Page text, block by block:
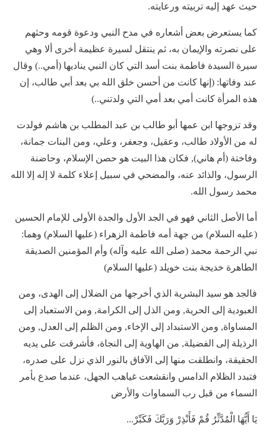
حيث عهد إليه تربيته ورعايته.
كما يستعرض بعض أشعاره في مدح النبي ودعوة قومه وحثهم
على نصرته والإيمان به، ثم ينتقل لسيرة عظيمة أخرى ألا وهي
سيرة السيدة فاطمة بنت أسد التي كان النبي يناديها (أمي..) وقال
عند وفاتها: (إنها كانت من أحسن خلق الله بي بعد أبي طالب، إن
هذه المرأة كانت أمي بعد أمي التي ولدتني..)
وقد تزوجها ابن عمها أبو طالب بن عبد المطلب بن هاشم فولدت
له من الأولاد طالب، وعقيل، وجعفر، وعلي، ومن البنات جمانة،
وفاختة (أم هاني), فكان هذا البيت هو حصن الإسلام، وحاضنة
الرسول، والذائد عنه، والمضحي في سبيل إعلاء كلمة لا إله إلا الله
محمد رسول الله.
أما الأصل الثاني فهو في الجد الأول والجدة الأولى للإمام الحسين
(عليه السلام) من جهة أمه فاطمة الزهراء (عليها السلام) وهما:
نبي الرحمة محمد (صلى الله عليه وآله) وأم المؤمنين الصديقة
الطاهرة خديجة بنت خويلد (عليها السلام)
فالجد هو سيد البشرية الذي أخرجها من الضلال إلى الهدى، ومن
العبودية إلى الحرية, ومن الذل إلى الكرامة, ومن الاستعباد إلى
المساواة, ومن الاستبداد إلى الإخاء, ومن الظلم إلى العدل, ومن
الرذيلة إلى الفضيلة, من الهاوية إلى النجاة، فأشرقت على يديه
الحقيقة، وانطلقت منها إلى الآفاق بالنور الذي نزل على صدره،
فتبدد الظلام الدامس وانقشعت غياهب الجهل، عندما صدع بأمر
السماء من قبل رب السماوات والأرض
يَا أَيُّهَا الْمُدَّثِّرُ قُمْ فَأَنْذِرْ وَرَبَّكَ فَكَبِّرْ...